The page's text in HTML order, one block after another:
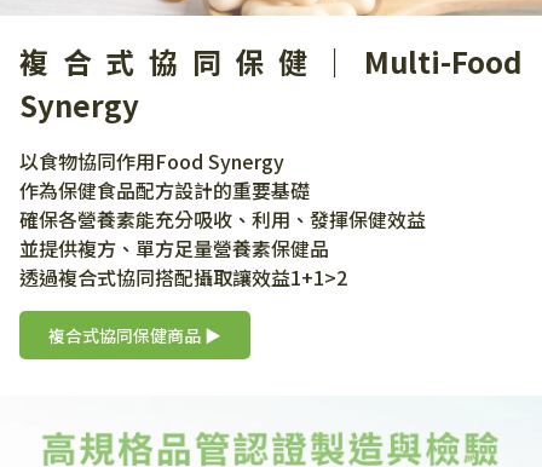
複合式協同保健｜Multi-Food
Synergy
以食物協同作用Food Synergy
作為保健食品配方設計的重要基礎
確保各營養素能充分吸收、利用、發揮保健效益
並提供複方、單方足量營養素保健品
透過複合式協同搭配攝取讓效益1+1>2
複合式協同保健商品 ▶